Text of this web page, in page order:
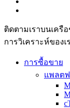
ติดตามเราบนเครื
การวิเ­คราะห์ของ
การซื้อขาย
แพลต